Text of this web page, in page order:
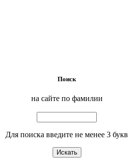
Поиск
на сайте по фамилии
Для поиска введите не менее 3 букв